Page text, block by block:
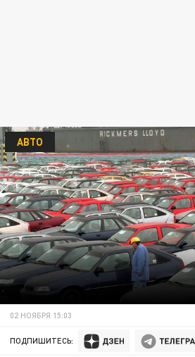
АВТО
02 НОЯБРЯ 15:03
ПОДПИШИТЕСЬ: